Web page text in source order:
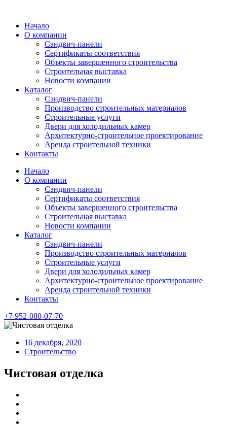
содержимому
Начало
О компании
Сэндвич-панели
Сертификаты соответствия
Объекты завершенного строительства
Строительная выставка
Новости компании
Каталог
Сэндвич-панели
Производство строительных материалов
Строительные услуги
Двери для холодильных камер
Архитектурно-строительное проектирование
Аренда строительной техники
Контакты
Начало
О компании
Сэндвич-панели
Сертификаты соответствия
Объекты завершенного строительства
Строительная выставка
Новости компании
Каталог
Сэндвич-панели
Производство строительных материалов
Строительные услуги
Двери для холодильных камер
Архитектурно-строительное проектирование
Аренда строительной техники
Контакты
+7 952-080-07-70
16 декабря, 2020
Строительство
Чистовая отделка